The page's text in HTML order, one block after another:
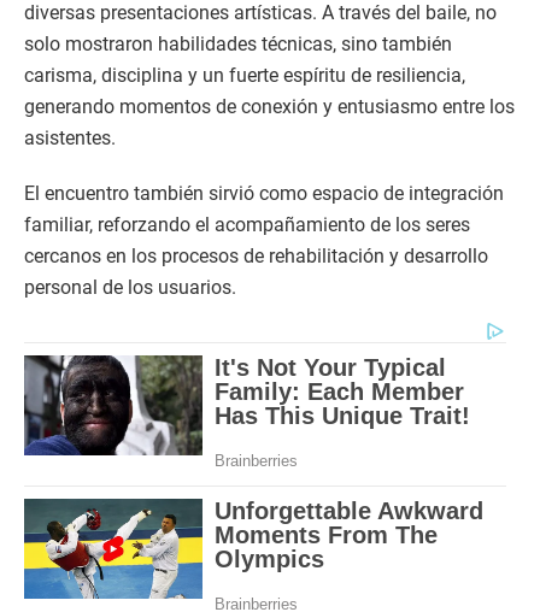
diversas presentaciones artísticas. A través del baile, no
solo mostraron habilidades técnicas, sino también
carisma, disciplina y un fuerte espíritu de resiliencia,
generando momentos de conexión y entusiasmo entre los
asistentes.
El encuentro también sirvió como espacio de integración
familiar, reforzando el acompañamiento de los seres
cercanos en los procesos de rehabilitación y desarrollo
personal de los usuarios.